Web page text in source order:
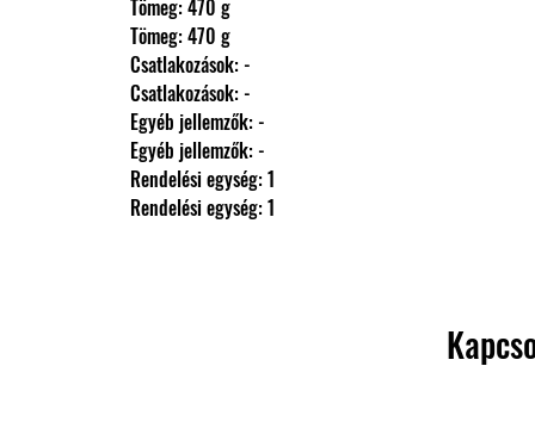
                Tömeg: 470 g
                Tömeg: 470 g
                Csatlakozások: -
                Csatlakozások: -
                Egyéb jellemzők: -
                Egyéb jellemzők: -
                Rendelési egység: 1
                Rendelési egység: 1